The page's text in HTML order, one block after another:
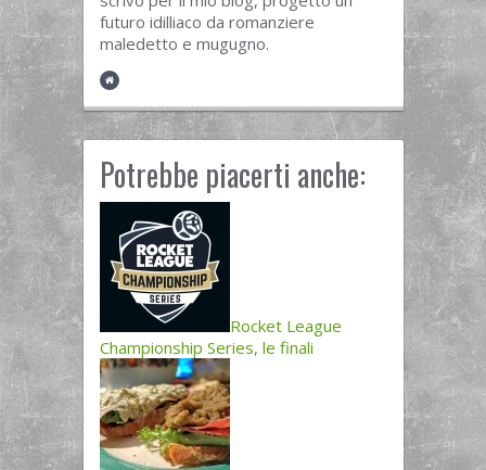
futuro idilliaco da romanziere
maledetto e mugugno.
Potrebbe piacerti anche:
Rocket League
Championship Series, le finali